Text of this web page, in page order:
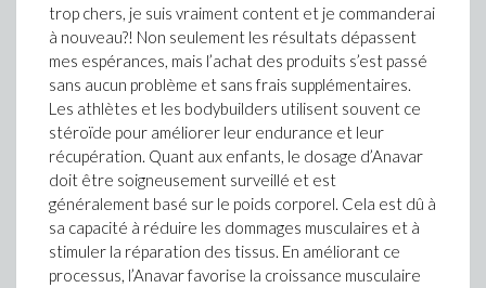
trop chers, je suis vraiment content et je commanderai
à nouveau?! Non seulement les résultats dépassent
mes espérances, mais l’achat des produits s’est passé
sans aucun problème et sans frais supplémentaires.
Les athlètes et les bodybuilders utilisent souvent ce
stéroïde pour améliorer leur endurance et leur
récupération. Quant aux enfants, le dosage d’Anavar
doit être soigneusement surveillé et est
généralement basé sur le poids corporel. Cela est dû à
sa capacité à réduire les dommages musculaires et à
stimuler la réparation des tissus. En améliorant ce
processus, l’Anavar favorise la croissance musculaire